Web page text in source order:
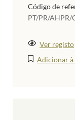
Código de
PT/PR/
Ver registo
Adicionar à